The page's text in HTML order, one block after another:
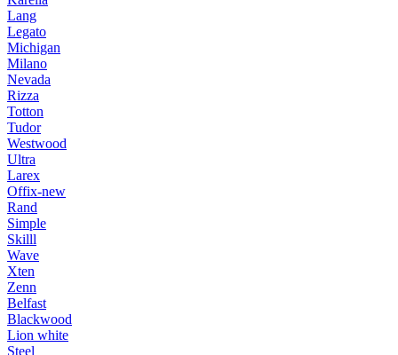
Lang
Legato
Michigan
Milano
Nevada
Rizza
Totton
Tudor
Westwood
Ultra
Larex
Offix-new
Rand
Simple
Skilll
Wave
Xten
Zenn
Belfast
Blackwood
Lion white
Steel